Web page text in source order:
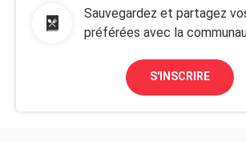
Sauvegardez et partagez
préférées avec la
S'INSCRIRE